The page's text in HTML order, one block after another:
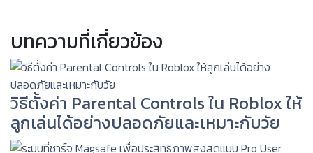
บทความที่เกี่ยวข้อง
วิธีตั้งค่า Parental Controls ใน Roblox ให้
ลูกเล่นได้อย่างปลอดภัยและเหมาะกับวัย